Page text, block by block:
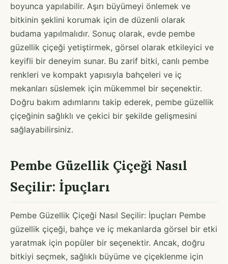
boyunca yapılabilir. Aşırı büyümeyi önlemek ve
bitkinin şeklini korumak için de düzenli olarak
budama yapılmalıdır. Sonuç olarak, evde pembe
güzellik çiçeği yetiştirmek, görsel olarak etkileyici ve
keyifli bir deneyim sunar. Bu zarif bitki, canlı pembe
renkleri ve kompakt yapısıyla bahçeleri ve iç
mekanları süslemek için mükemmel bir seçenektir.
Doğru bakım adımlarını takip ederek, pembe güzellik
çiçeğinin sağlıklı ve çekici bir şekilde gelişmesini
sağlayabilirsiniz.
Pembe Güzellik Çiçeği Nasıl
Seçilir: İpuçları
Pembe Güzellik Çiçeği Nasıl Seçilir: İpuçları Pembe
güzellik çiçeği, bahçe ve iç mekanlarda görsel bir etki
yaratmak için popüler bir seçenektir. Ancak, doğru
bitkiyi seçmek, sağlıklı büyüme ve çiçeklenme için